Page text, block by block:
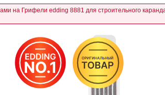
на Грифели edding 8881 для строительного